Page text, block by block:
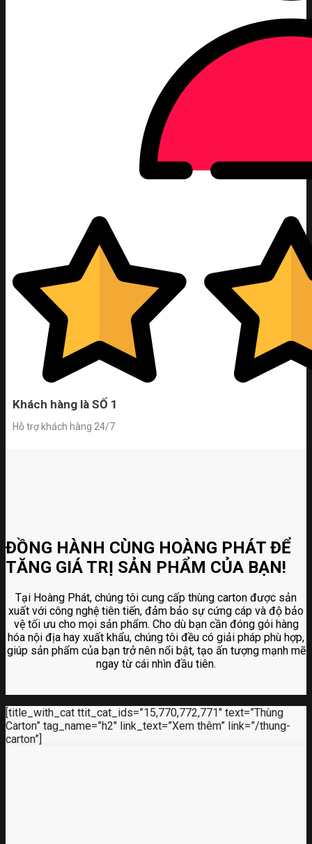
Khách hàng là SỐ 1
Hỗ trợ khách hàng 24/7
ĐỒNG HÀNH CÙNG HOÀNG PHÁT ĐỂ
TĂNG GIÁ TRỊ SẢN PHẨM CỦA BẠN!
Tại Hoàng Phát, chúng tôi cung cấp thùng carton được sản
xuất với công nghệ tiên tiến, đảm bảo sự cứng cáp và độ bảo
vệ tối ưu cho mọi sản phẩm. Cho dù bạn cần đóng gói hàng
hóa nội địa hay xuất khẩu, chúng tôi đều có giải pháp phù hợp,
giúp sản phẩm của bạn trở nên nổi bật, tạo ấn tượng mạnh mẽ
ngay từ cái nhìn đầu tiên.
[title_with_cat ttit_cat_ids=”15,770,772,771″ text=”Thùng
Carton” tag_name=”h2″ link_text=”Xem thêm” link=”/thung-
carton”]